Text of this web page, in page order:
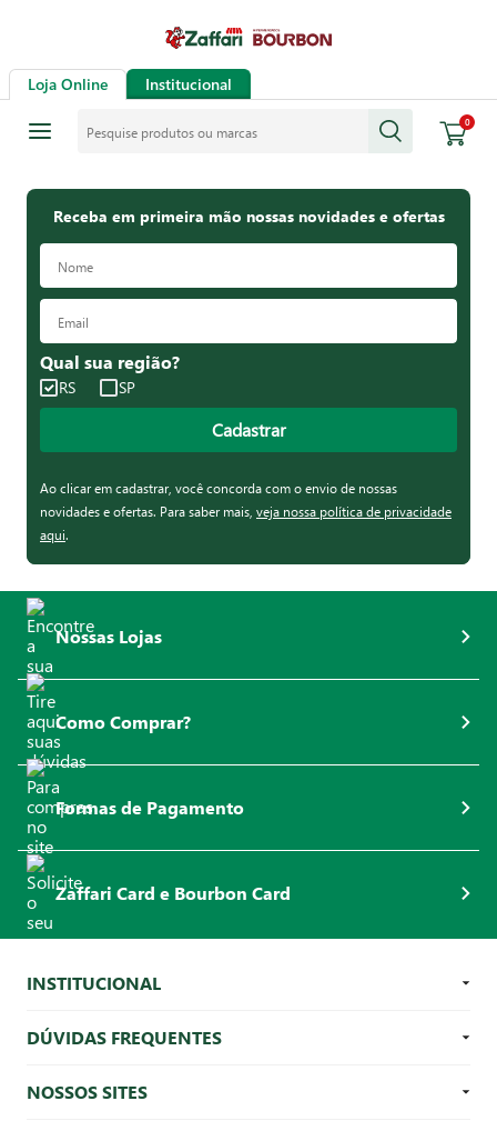
Loja Online Institucional
0
Receba em primeira mão nossas novidades e ofertas
Qual sua região?
RS SP
Cadastrar
Ao clicar em cadastrar, você concorda com o envio de nossas
novidades e ofertas. Para saber mais, veja nossa política de privacidade
aqui.
Nossas Lojas
Como Comprar?
Formas de Pagamento
Zaffari Card e Bourbon Card
INSTITUCIONAL
DÚVIDAS FREQUENTES
NOSSOS SITES